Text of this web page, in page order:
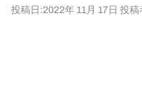
投稿日:2022年 11月 17日 投稿